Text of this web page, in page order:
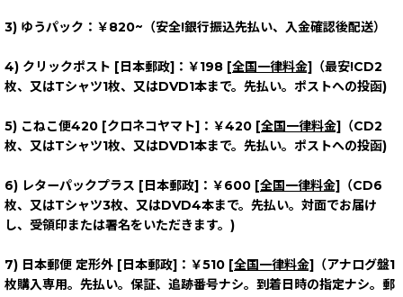
3) ゆうパック： ￥820~（安全!銀行振込先払い、入金確認後配送）
4) クリックポスト [日本郵政]： ￥198 [全国一律料金]
（最安!CD2
枚、又はTシャツ1枚、又はDVD1本まで。先払い。ポストへの投函)
5) こねこ便420 [クロネコヤマト]： ￥420 [全国一律料金]
（CD2
枚、又はTシャツ1枚、又はDVD1本まで。先払い。ポストへの投函)
6) レターパックプラス [日本郵政]： ￥600 [全国一律料金]
（CD6
枚、又はTシャツ3枚、又はDVD4本まで。先払い。対面でお届け
し、受領印または署名をいただきます。)
7) 日本郵便 定形外 [日本郵政]： ￥510 [全国一律料金]
（アナログ盤1
枚購入専用。先払い。保証、追跡番号ナシ。到着日時の指定ナシ。郵